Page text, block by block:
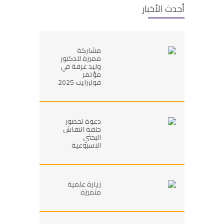
أحدث الأخبار
مشاركة
مميزة للدكتور
وليد عرفة في
مؤتمر
فولبرايت 2025
دعوة لحضور
حلقة النقاش
البحثي
الاسبوعية
زيارة علمية
متميزة